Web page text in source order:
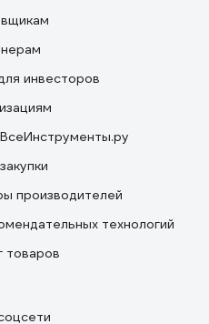
инвесторов
производителей
технологий
товаров